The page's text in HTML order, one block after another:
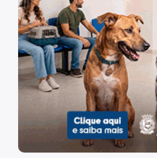
Diretrizes Institucionais
Organização
Legislação
Orientações
Infraestrutura
Agendamento de Salas